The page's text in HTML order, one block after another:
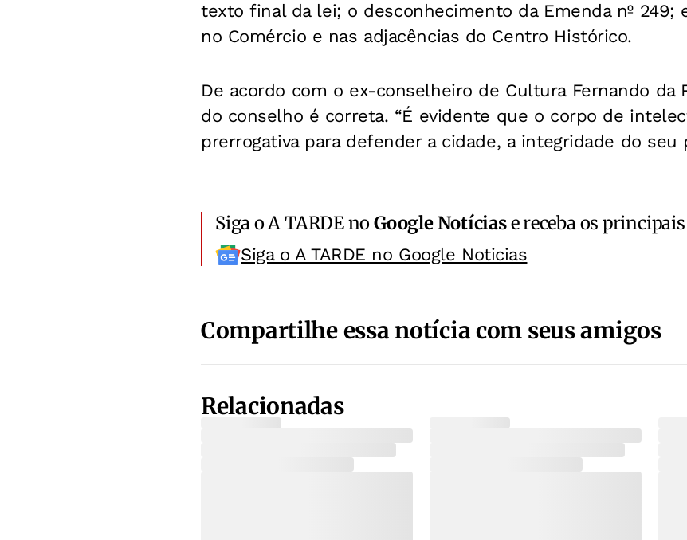
texto final da lei; o desconhecimento da Emenda nº 249;
no Comércio e nas adjacências do Centro Histórico.
De acordo com o ex-conselheiro de Cultura Fernando da
do conselho é correta. “É evidente que o corpo de
prerrogativa para defender a cidade, a integridade do seu
Siga o A TARDE noGoogle Notíciase receba os
Siga o A TARDE no Google Noticias
Compartilhe essa notícia com seus amigos
Relacionadas